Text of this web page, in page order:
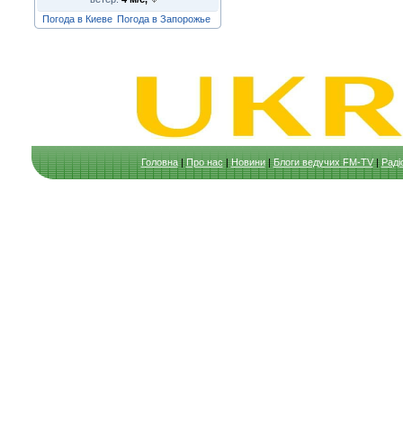
Погода в Киеве Погода в Запорожье
Головна|Про нас|Новини|Блоги ведучих FM-TV|